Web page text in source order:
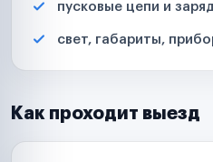
пусковые цепи и
свет, габариты,
Как проходит выезд